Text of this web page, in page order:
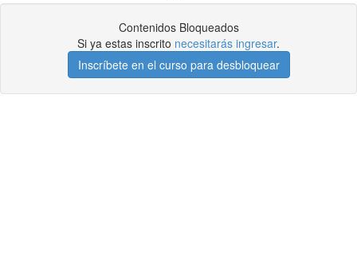
Contenidos Bloqueados
Si ya estas inscrito necesitarás ingresar.
Inscríbete en el curso para desbloquear